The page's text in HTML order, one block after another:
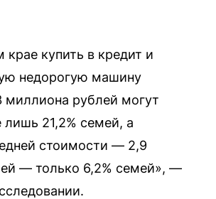
купить в кредит и
недорогую машину
миллиона рублей могут
лишь 21,2% семей, а
стоимости — 2,9
— только 6,2% семей», —